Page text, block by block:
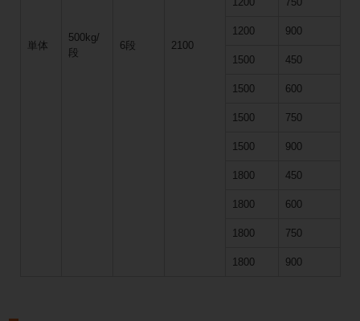
単体
500kg/
段
6段 2100
1200 900
1500 450
1500 600
1500 750
1500 900
1800 450
1800 600
1800 750
1800 900